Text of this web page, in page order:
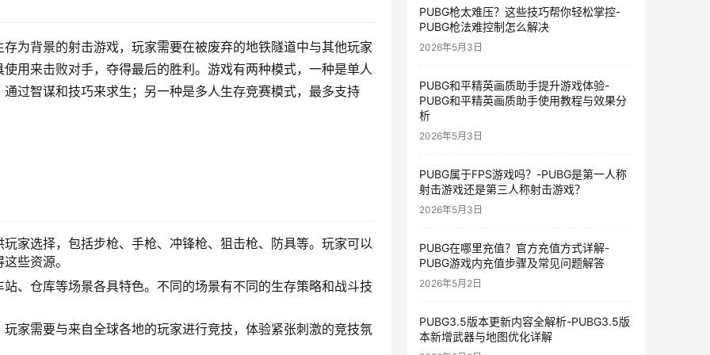
为背景的射击游戏，玩家需要在被废弃的地铁隧道中与其他玩家
用来击败对手，夺得最后的胜利。游戏有两种模式，一种是单人
过智谋和技巧来求生；另一种是多人生存竞赛模式，最多支持
家选择，包括步枪、手枪、冲锋枪、狙击枪、防具等。玩家可以
些资源。
、仓库等场景各具特色。不同的场景有不同的生存策略和战斗技
家需要与来自全球各地的玩家进行竞技，体验紧张刺激的竞技氛
PUBG枪太难压？这些技巧帮你轻松掌控-
PUBG枪法难控制怎么解决
2026年5月3日
PUBG和平精英画质助手提升游戏体验-
PUBG和平精英画质助手使用教程与效果分
析
2026年5月3日
PUBG属于FPS游戏吗？-PUBG是第一人称
射击游戏还是第三人称射击游戏？
2026年5月3日
PUBG在哪里充值？官方充值方式详解-
PUBG游戏内充值步骤及常见问题解答
2026年5月2日
PUBG3.5版本更新内容全解析-PUBG3.5版
本新增武器与地图优化详解